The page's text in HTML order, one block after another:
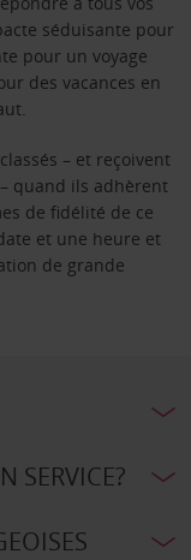
séduisante pour
pour un voyage
des vacances en
– et reçoivent
quand ils adhèrent
de fidélité de ce
et une heure et
de grande
SERVICE?